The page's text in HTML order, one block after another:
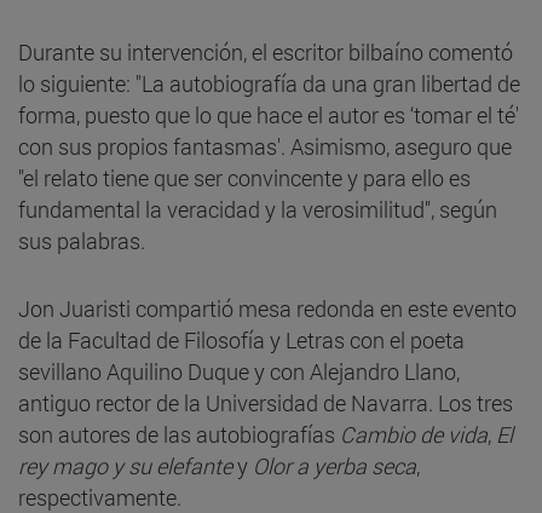
Durante su intervención, el escritor bilbaíno comentó
lo siguiente: "La autobiografía da una gran libertad de
forma, puesto que lo que hace el autor es ‘tomar el té'
con sus propios fantasmas'. Asimismo, aseguro que
"el relato tiene que ser convincente y para ello es
fundamental la veracidad y la verosimilitud", según
sus palabras.
Jon Juaristi compartió mesa redonda en este evento
de la Facultad de Filosofía y Letras con el poeta
sevillano Aquilino Duque y con Alejandro Llano,
antiguo rector de la Universidad de Navarra. Los tres
son autores de las autobiografías Cambio de vida, El
rey mago y su elefantey Olor a yerba seca,
respectivamente.